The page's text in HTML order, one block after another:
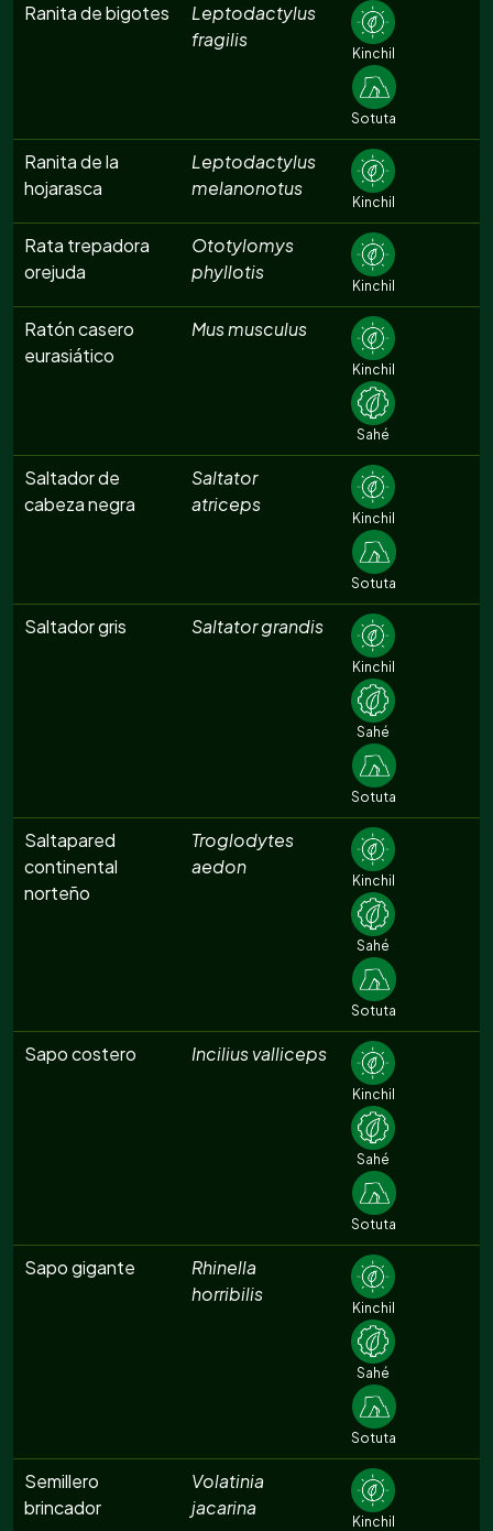
Ranita de bigotes
Leptodactylus
fragilis
Kinchil
Sotuta
Ranita de la
hojarasca
Leptodactylus
melanonotus
Kinchil
Rata trepadora
orejuda
Ototylomys
phyllotis
Kinchil
Ratón casero
eurasiático
Mus musculus
Kinchil
Sahé
Saltador de
cabeza negra
Saltator
atriceps
Kinchil
Sotuta
Saltador gris Saltator grandis
Kinchil
Sahé
Sotuta
Saltapared
continental
norteño
Troglodytes
aedon
Kinchil
Sahé
Sotuta
Sapo costero Incilius valliceps
Kinchil
Sahé
Sotuta
Sapo gigante
Rhinella
horribilis
Kinchil
Sahé
Sotuta
Semillero
brincador
Volatinia
jacarina
Kinchil